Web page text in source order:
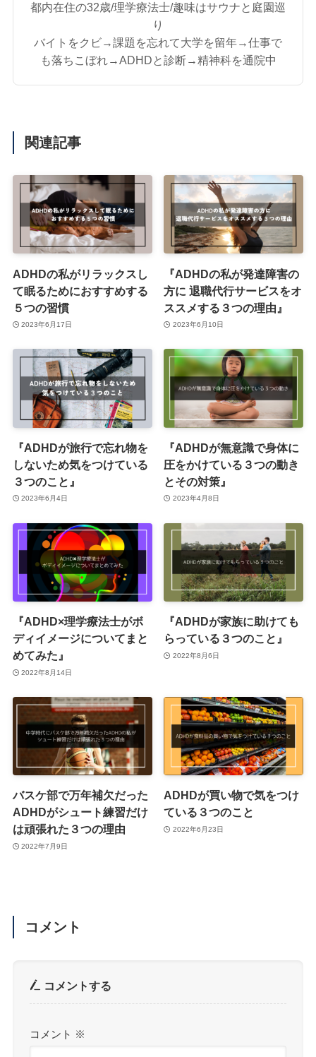
都内在住の32歳/理学療法士/趣味はサウナと庭園巡
り
バイトをクビ→課題を忘れて大学を留年→仕事で
も落ちこぼれ→ADHDと診断→精神科を通院中
関連記事
ADHDの私がリラックスし
て眠るためにおすすめする
５つの習慣
2023年6月17日
『ADHDの私が発達障害の
方に 退職代行サービスをオ
ススメする３つの理由』
2023年6月10日
『ADHDが旅行で忘れ物を
しないため気をつけている
３つのこと』
2023年6月4日
『ADHDが無意識で身体に
圧をかけている３つの動き
とその対策』
2023年4月8日
『ADHD×理学療法士がボ
ディイメージについてまと
めてみた』
2022年8月14日
『ADHDが家族に助けても
らっている３つのこと』
2022年8月6日
バスケ部で万年補欠だった
ADHDがシュート練習だけ
は頑張れた３つの理由
2022年7月9日
ADHDが買い物で気をつけ
ている３つのこと
2022年6月23日
コメント
コメントする
コメント ※